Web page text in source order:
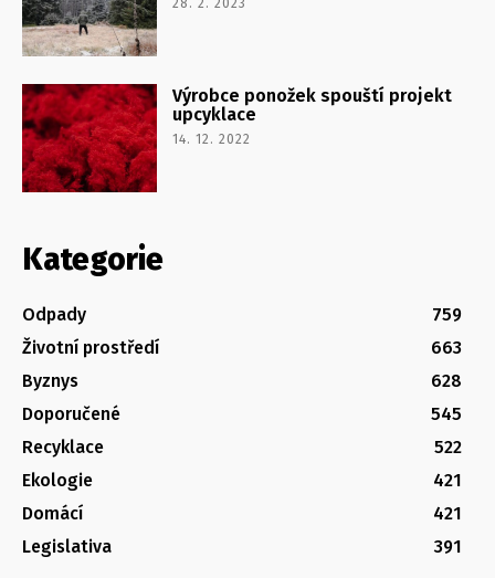
28. 2. 2023
Výrobce ponožek spouští projekt
upcyklace
14. 12. 2022
Kategorie
Odpady
759
Životní prostředí
663
Byznys
628
Doporučené
545
Recyklace
522
Ekologie
421
Domácí
421
Legislativa
391